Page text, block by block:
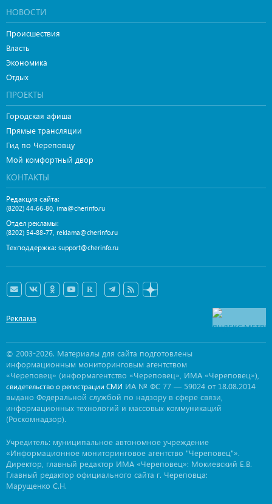
НОВОСТИ
Происшествия
Власть
Экономика
Отдых
ПРОЕКТЫ
Городская афиша
Прямые трансляции
Гид по Череповцу
Мой комфортный двор
КОНТАКТЫ
Редакция сайта:
(8202) 44-66-80, ima@cherinfo.ru
Отдел рекламы:
(8202) 54-88-77, reklama@cherinfo.ru
Техподдержка: support@cherinfo.ru
Реклама
© 2003-2026. Материалы для сайта подготовлены
информационным мониторинговым агентством
«Череповец» (информагентство «Череповец», ИМА «Череповец»),
свидетельство о регистрации СМИ ИА № ФС 77 — 59024 от 18.08.2014
выдано Федеральной службой по надзору в сфере связи,
информационных технологий и массовых коммуникаций
(Роскомнадзор).
Учредитель: муниципальное автономное учреждение
«Информационное мониторинговое агентство "Череповец"».
Директор, главный редактор ИМА «Череповец»: Мокиевский Е.В.
Главный редактор официального сайта г. Череповца:
Марущенко С.Н.